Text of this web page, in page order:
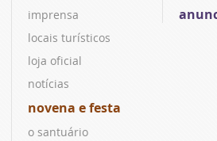
imprensa
locais turísticos
loja oficial
notícias
novena e festa
o santuário